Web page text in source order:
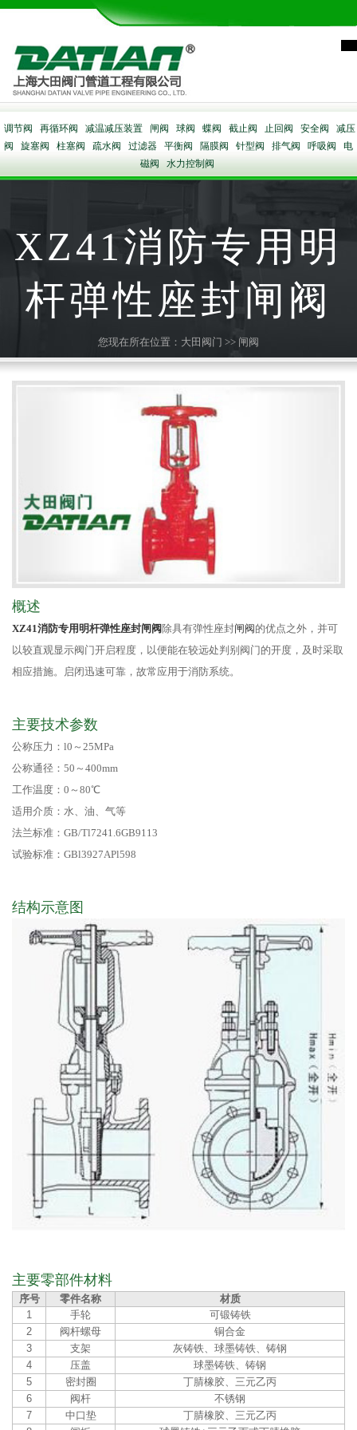
调节阀 再循环阀 减温减压装置 闸阀 球阀 蝶阀 截止阀 止回阀 安全阀
减压
阀
旋塞阀 柱塞阀 疏水阀 过滤器 平衡阀 隔膜阀 针型阀 排气阀 呼吸阀
电
磁阀
水力控制阀
XZ41消防专用明
杆弹性座封闸阀
您现在所在位置： 大田阀门 >> 闸阀
概述
XZ41消防专用明杆弹性座封闸阀除具有弹性座封闸阀的优点之外，并可
以较直观显示阀门开启程度，以便能在较远处判别阀门的开度，及时采取
相应措施。启闭迅速可靠，故常应用于消防系统。
主要技术参数
公称压力：l0～25MPa
公称通径：50～400mm
工作温度：0～80℃
适用介质：水、油、气等
法兰标准：GB/Tl7241.6GB9113
试验标准：GBl3927APl598
结构示意图
主要零部件材料
序号 零件名称
材质
1
手轮
可锻铸铁
2
阀杆螺母
铜合金
3
支架
灰铸铁、球墨铸铁、铸钢
4
压盖
球墨铸铁、铸钢
5
密封圈
丁腈橡胶、三元乙丙
6
阀杆
不锈钢
7
中口垫
丁腈橡胶、三元乙丙